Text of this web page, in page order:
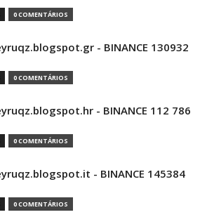
0 COMENTÁRIOS
- BINANCE 130932
0 COMENTÁRIOS
- BINANCE 112 786
0 COMENTÁRIOS
- BINANCE 145384
0 COMENTÁRIOS